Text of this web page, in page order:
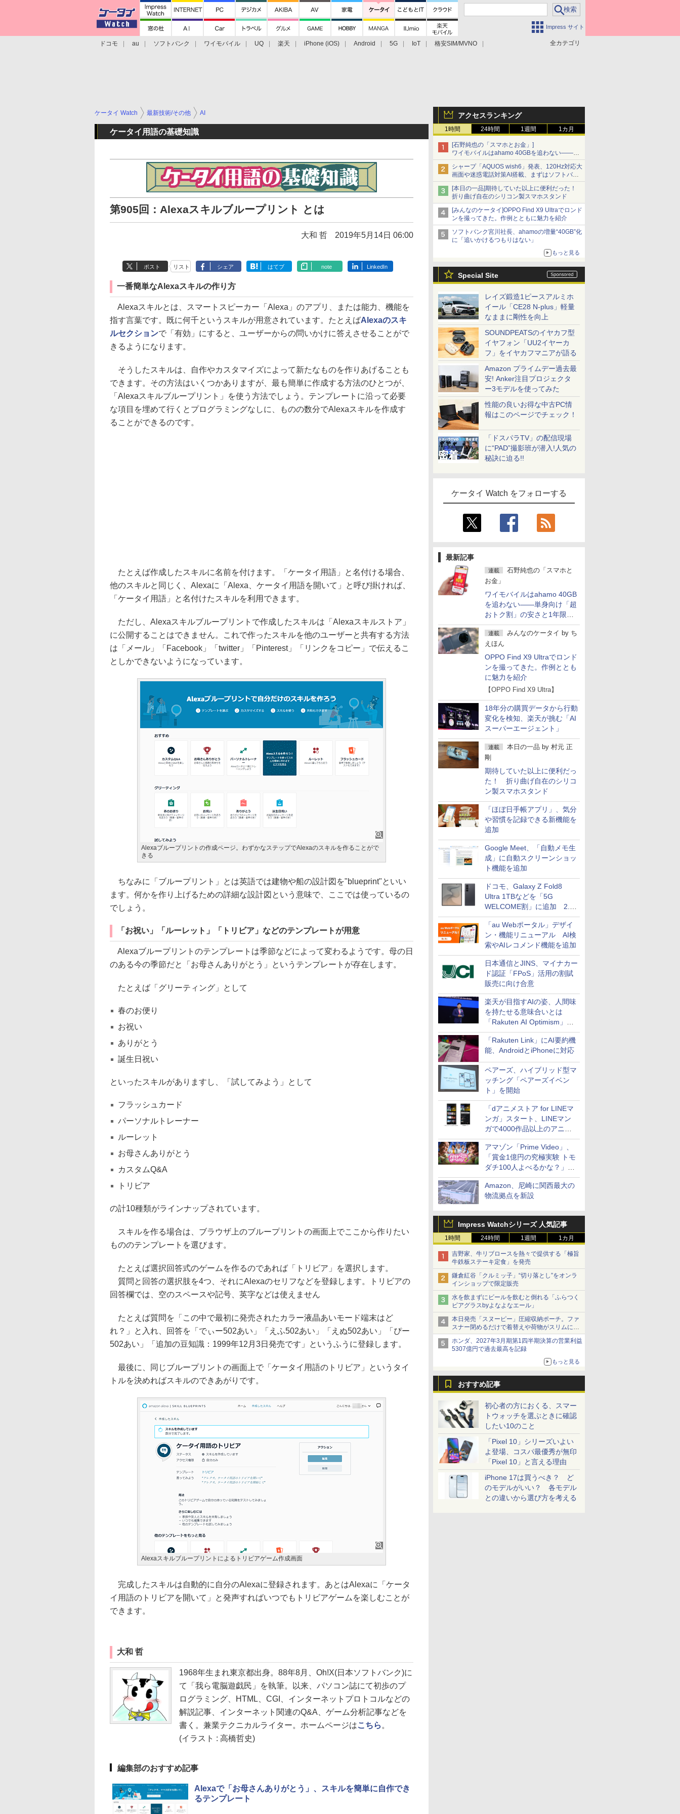
Impress サイト
全カテゴリ
ドコモ au ソフトバンク ワイモバイル UQ 楽天 iPhone (iOS) Android 5G IoT
格安SIM/MVNO
アクセスランキング
1時間 24時間 1週間 1カ月
[石野純也の「スマホとお金」]
ワイモバイルはahamo 40GBを追わない――単
身向け「超おトク割」の安さと1年限定の注意
点
シャープ「AQUOS wish6」発表、120Hz対応大
画面や迷惑電話対策AI搭載、まずはソフトバン
クの法人向け
[本日の一品]期待していた以上に便利だった！
折り曲げ自在のシリコン製スマホスタンド
[みんなのケータイ]OPPO Find X9 Ultraでロンド
ンを撮ってきた。作例とともに魅力を紹介
ソフトバンク宮川社長、ahamoの増量“40GB”化
に「追いかけるつもりはない」
もっと見る
Special Site
レイズ鍛造1ピースアルミホ
イール「CE28 N-plus」軽量
なままに剛性を向上
SOUNDPEATSのイヤカフ型
イヤフォン「UU2イヤーカ
フ」をイヤカフマニアが語る
Amazon プライムデー過去最
安! Anker注目プロジェクタ
ー3モデルを使ってみた
性能の良いお得な中古PC情
報はこのページでチェック！
「ドスパラTV」の配信現場
に“PAD”撮影班が潜入!人気の
秘訣に迫る!!
ケータイ Watch をフォローする
最新記事
連載
石野純也の「スマホと
お金」
ワイモバイルはahamo 40GB
を追わない――単身向け「超
おトク割」の安さと1年限定
の注意点
連載 みんなのケータイ by ち
えほん
OPPO Find X9 Ultraでロンド
ンを撮ってきた。作例ととも
に魅力を紹介
【OPPO Find X9 Ultra】
18年分の購買データから行動
変化を検知、楽天が挑む「AI
スーパーエージェント」
連載 本日の一品 by 村元 正
剛
期待していた以上に便利だっ
た！ 折り曲げ自在のシリコ
ン製スマホスタンド
「ほぼ日手帳アプリ」、気分
や習慣を記録できる新機能を
追加
Google Meet、「自動メモ生
成」に自動スクリーンショッ
ト機能を追加
ドコモ、Galaxy Z Fold8
Ultra 1TBなどを「5G
WELCOME割」に追加 2.2
万円引き
「au Webポータル」デザイ
ン・機能リニューアル AI検
索やAIレコメンド機能を追加
日本通信とJINS、マイナカー
ド認証「FPoS」活用の割賦
販売に向け合意
楽天が目指すAIの姿、人間味
を持たせる意味合いとは
「Rakuten AI Optimism」三
木谷氏の基調講演
「Rakuten Link」にAI要約機
能、AndroidとiPhoneに対応
ペアーズ、ハイブリッド型マ
ッチング「ペアーズイベン
ト」を開始
「dアニメストア for LINEマ
ンガ」スタート、LINEマン
ガで4000作品以上のアニメ
見放題
アマゾン「Prime Video」、
「賞金1億円の究極実験 トモ
ダチ100人よべるかな？」シ
ーズン2の参加者公開
Amazon、尼崎に関西最大の
物流拠点を新設
Impress Watchシリーズ 人気記事
1時間 24時間 1週間 1カ月
吉野家、牛リブロースを熱々で提供する「極旨
牛鉄板ステーキ定食」を発売
鎌倉紅谷「クルミッ子」“切り落とし”をオンラ
インショップで限定販売
水を飲まずにビールを飲むと倒れる「ふらつく
ビアグラスbyよなよなエール」
本日発売「スヌーピー」圧縮収納ポーチ。ファ
スナー閉めるだけで着替えや荷物がスリムにま
とまる
ホンダ、2027年3月期第1四半期決算の営業利益
5307億円で過去最高を記録
もっと見る
おすすめ記事
初心者の方におくる、スマー
トウォッチを選ぶときに確認
したい10のこと
「Pixel 10」シリーズいよい
よ登場、コスパ最優秀が無印
「Pixel 10」と言える理由
iPhone 17は買うべき？ ど
のモデルがいい？ 各モデル
との違いから選び方を考える
ケータイ Watch 最新技術/その他 AI
ケータイ用語の基礎知識
第905回：Alexaスキルブループリント とは
大和 哲 2019年5月14日 06:00
ポスト リスト シェア はてブ note LinkedIn
一番簡単なAlexaスキルの作り方
Alexaスキルとは、スマートスピーカー「Alexa」のアプリ、または能力、機能を
指す言葉です。既に何千というスキルが用意されています。たとえばAlexaのスキ
ルセクションで「有効」にすると、ユーザーからの問いかけに答えさせることがで
きるようになります。
そうしたスキルは、自作やカスタマイズによって新たなものを作りあげることも
できます。その方法はいくつかありますが、最も簡単に作成する方法のひとつが、
「Alexaスキルブループリント」を使う方法でしょう。テンプレートに沿って必要
な項目を埋めて行くとプログラミングなしに、ものの数分でAlexaスキルを作成す
ることができるのです。
たとえば作成したスキルに名前を付けます。「ケータイ用語」と名付ける場合、
他のスキルと同じく、Alexaに「Alexa、ケータイ用語を開いて」と呼び掛ければ、
「ケータイ用語」と名付けたスキルを利用できます。
ただし、Alexaスキルブループリントで作成したスキルは「Alexaスキルストア」
に公開することはできません。これで作ったスキルを他のユーザーと共有する方法
は「メール」「Facebook」「twitter」「Pinterest」「リンクをコピー」で伝えるこ
としかできないようになっています。
Alexaブループリントの作成ページ。わずかなステップでAlexaのスキルを作ることがで
きる
ちなみに「ブループリント」とは英語では建物や船の設計図を"blueprint"といい
ます。何かを作り上げるための詳細な設計図という意味で、ここでは使っているの
でしょう。
「お祝い」「ルーレット」「トリビア」などのテンプレートが用意
Alexaブループリントのテンプレートは季節などによって変わるようです。母の日
のある今の季節だと「お母さんありがとう」というテンプレートが存在します。
たとえば「グリーティング」として
春のお便り
お祝い
ありがとう
誕生日祝い
といったスキルがありますし、「試してみよう」として
フラッシュカード
パーソナルトレーナー
ルーレット
お母さんありがとう
カスタムQ&A
トリビア
の計10種類がラインナップされています。
スキルを作る場合は、ブラウザ上のブループリントの画面上でここから作りたい
もののテンプレートを選びます。
たとえば選択回答式のゲームを作るのであれば「トリビア」を選択します。
質問と回答の選択肢を4つ、それにAlexaのセリフなどを登録します。トリビアの
回答欄では、空のスペースや記号、英字などは使えません
たとえば質問を「この中で最初に発売されたカラー液晶あいモード端末はど
れ？」と入れ、回答を「でぃー502あい」「えふ502あい」「えぬ502あい」「ぴー
502あい」「追加の豆知識：1999年12月3日発売です」というふうに登録します。
最後に、同じブループリントの画面上で「ケータイ用語のトリビア」というタイ
トルを決めればスキルのできあがりです。
Alexaスキルブループリントによるトリビアゲーム作成画面
完成したスキルは自動的に自分のAlexaに登録されます。あとはAlexaに「ケータ
イ用語のトリビアを開いて」と発声すればいつでもトリビアゲームを楽しむことが
できます。
大和 哲
1968年生まれ東京都出身。88年8月、Oh!X(日本ソフトバンク)に
て「我ら電脳遊戯民」を執筆。以来、パソコン誌にて初歩のプ
ログラミング、HTML、CGI、インターネットプロトコルなどの
解説記事、インターネット関連のQ&A、ゲーム分析記事などを
書く。兼業テクニカルライター。ホームページはこちら 。
(イラスト : 高橋哲史)
編集部のおすすめ記事
Alexaで「お母さんありがとう」、スキルを簡単に自作でき
るテンプレート